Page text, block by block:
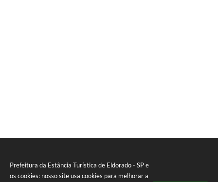
Prefeitura da Estância Turística de Eldorado - SP e
os cookies: nosso site usa cookies para melhorar a